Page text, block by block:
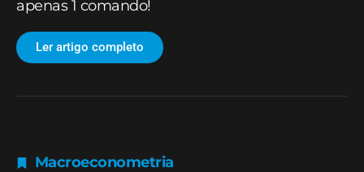
apenas 1 comando!
Ler artigo completo
Macroeconometria